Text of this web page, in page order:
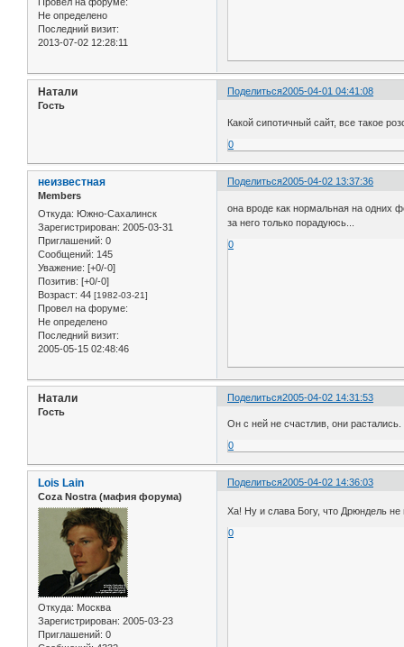
Не определено
Последний визит:
2013-07-02 12:28:11
Поделиться2005-04-01 04:41:08
Натали
Гость
Какой сипотичный сайт, все такое
0
Поделиться2005-04-02 13:37:36
неизвестная
Members
Откуда: Южно-Сахалинск
Зарегистрирован: 2005-03-31
Приглашений: 0
Сообщений: 145
Уважение: [+0/-0]
Позитив: [+0/-0]
Возраст: 44 [1982-03-21]
Провел на форуме:
Не определено
Последний визит:
2005-05-15 02:48:46
она вроде как нормальная на одних
за него только порадуюсь...
0
Поделиться2005-04-02 14:31:53
Натали
Гость
Он с ней не счастлив, они растались.
0
Поделиться2005-04-02 14:36:03
Lois Lain
Coza Nostra (мафия форума)
Откуда: Москва
Зарегистрирован: 2005-03-23
Приглашений: 0
Ха! Ну и слава Богу, что Дрюндель
0